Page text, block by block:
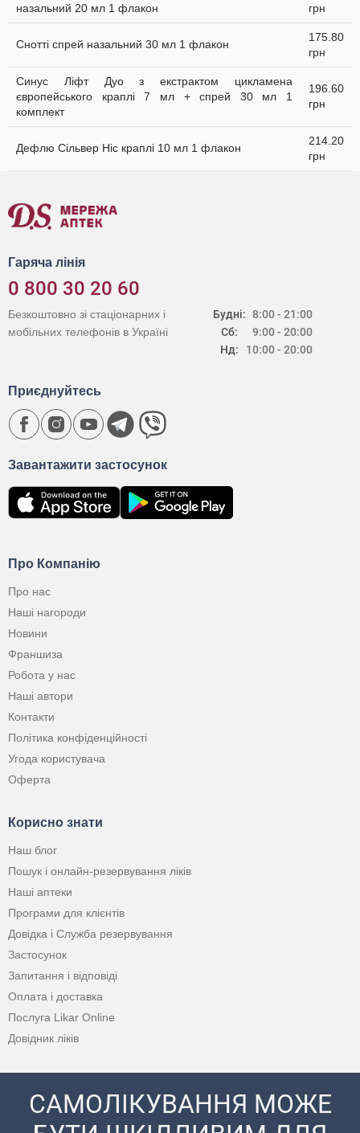
назальний 20 мл 1 флакон
грн
Снотті спрей назальний 30 мл 1 флакон
175.80
грн
Синус Ліфт Дуо з екстрактом цикламена
європейського краплі 7 мл + спрей 30 мл 1
комплект
196.60
грн
Дефлю Сільвер Ніс краплі 10 мл 1 флакон
214.20
грн
Гаряча лінія
0 800 30 20 60
Будні:
Сб:
Нд:
8:00 - 21:00
9:00 - 20:00
10:00 - 20:00
Безкоштовно зі стаціонарних і
мобільних телефонів в Україні
Про Компанію
Про нас
Наші нагороди
Новини
Франшиза
Робота у нас
Наші автори
Контакти
Політика конфіденційності
Угода користувача
Оферта
Корисно знати
Наш блог
Пошук і онлайн-резервування ліків
Наші аптеки
Програми для клієнтів
Довідка і Служба резервування
Застосунок
Запитання і відповіді
Оплата і доставка
Послуга Likar Online
Довідник ліків
Завантажити застосунок
Приєднуйтесь
САМОЛІКУВАННЯ МОЖЕ